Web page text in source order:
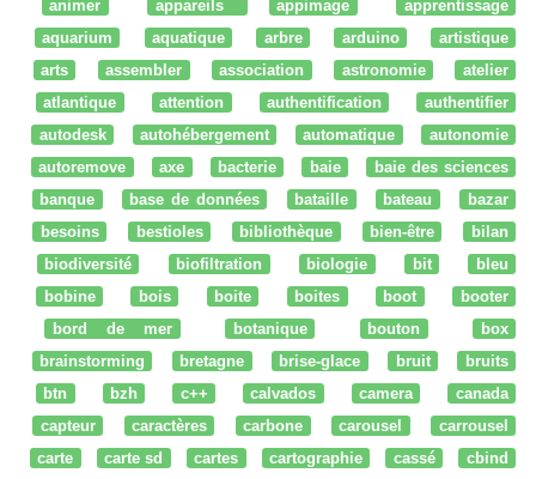
animer
appareils appimage
apprentissage
aquarium
aquatique arbre arduino
artistique
arts
assembler association astronomie
atelier
atlantique
attention authentification
authentifier
autodesk
autohébergement automatique
autonomie
autoremove
axe bacterie baie
baie des sciences
banque
base de données bataille bateau
bazar
besoins
bestioles bibliothèque bien-être
bilan
biodiversité
biofiltration biologie bit
bleu
bobine
bois boite boites boot
booter
bord de mer
botanique bouton
box
brainstorming
bretagne brise-glace bruit
bruits
btn
bzh c++ calvados camera
canada
capteur
caractères carbone carousel
carrousel
carte
carte sd cartes cartographie cassé
cbind